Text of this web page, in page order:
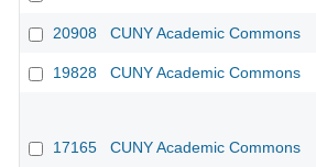
20908 CUNY Academic Commons
19828 CUNY Academic Commons
17165 CUNY Academic Commons